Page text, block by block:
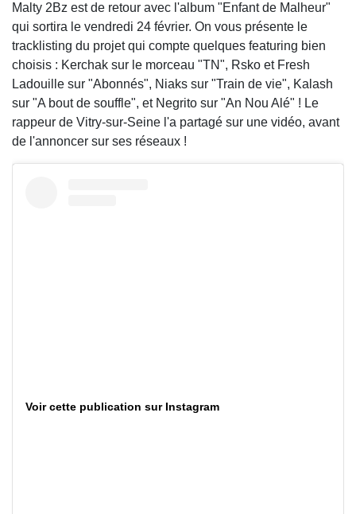
Malty 2Bz est de retour avec l'album "Enfant de Malheur"
qui sortira le vendredi 24 février. On vous présente le
tracklisting du projet qui compte quelques featuring bien
choisis : Kerchak sur le morceau "TN", Rsko et Fresh
Ladouille sur "Abonnés", Niaks sur "Train de vie", Kalash
sur "A bout de souffle", et Negrito sur "An Nou Alé" ! Le
rappeur de Vitry-sur-Seine l'a partagé sur une vidéo, avant
de l'annoncer sur ses réseaux !
Voir cette publication sur Instagram